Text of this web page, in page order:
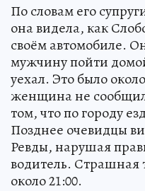
По словам его
она видела, как
своём автомобиле.
мужчину пойти
уехал. Это было
женщина не
том, что по городу
Позднее очевидцы
Ревды, нарушая
водитель. Страшная
около 21:00.